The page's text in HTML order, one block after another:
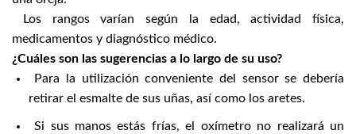
Los rangos varían según la edad, actividad física,
medicamentos y diagnóstico médico.
¿Cuáles son las sugerencias a lo largo de su uso?
Para la utilización conveniente del sensor se debería
retirar el esmalte de sus uñas, así como los aretes.
Si sus manos estás frías, el oxímetro no realizará un